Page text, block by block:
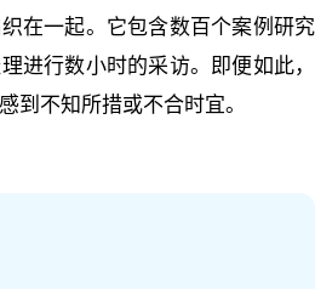
在一起。它包含数百个案例研究
进行数小时的采访。即便如此，
到不知所措或不合时宜。